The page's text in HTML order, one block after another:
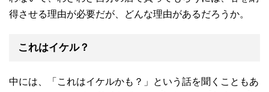
得させる理由が必要だが、どんな理由があるだろうか。
これはイケル？
中には、「これはイケルかも？」という話を聞くこともあ